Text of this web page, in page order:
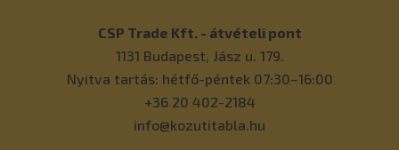
CSP Trade Kft. - átvételi pont
1131 Budapest, Jász u. 179.
Nyitva tartás: hétfő-péntek 07:30–16:00
+36 20 402-2184
info@kozutitabla.hu